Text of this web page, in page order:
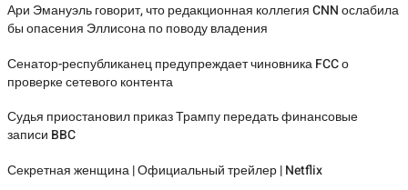
Ари Эмануэль говорит, что редакционная коллегия CNN ослабила
бы опасения Эллисона по поводу владения
Сенатор-республиканец предупреждает чиновника FCC о
проверке сетевого контента
Судья приостановил приказ Трампу передать финансовые
записи BBC
Секретная женщина | Официальный трейлер | Netflix